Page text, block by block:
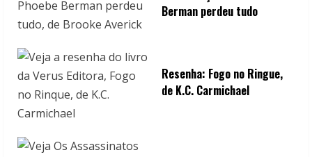
Berman perdeu tudo
Resenha: Fogo no Ringue,
de K.C. Carmichael